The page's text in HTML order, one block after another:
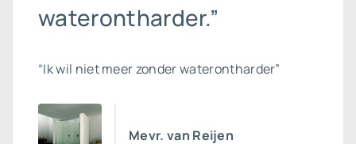
waterontharder.”
“Ik wil niet meer zonder waterontharder”
Mevr. van Reijen